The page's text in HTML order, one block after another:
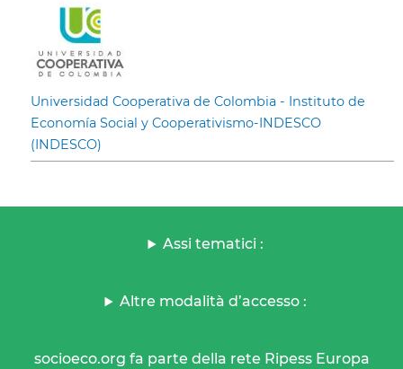
Universidad Cooperativa de Colombia - Instituto de
Economía Social y Cooperativismo-INDESCO
(INDESCO)
Assi tematici :
Altre modalità d’accesso :
socioeco.org fa parte della rete Ripess Europa